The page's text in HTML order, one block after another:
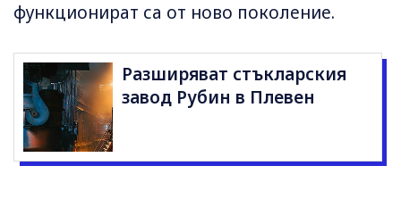
функционират са от ново поколение.
Разширяват стъкларския
завод Рубин в Плевен